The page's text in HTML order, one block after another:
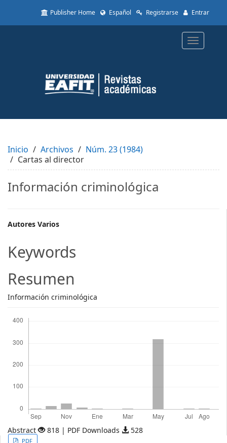
to
Content
Sidebar
Publisher Home Español Registrarse Entrar
Toggle
Inicio Archivos
Núm. 23 (1984)
Cartas al director
Información criminológica
Main
Article
Content
Autores Varios
Keywords
Resumen
Información criminológica
Abstract 818 | PDF Downloads 528
PDF